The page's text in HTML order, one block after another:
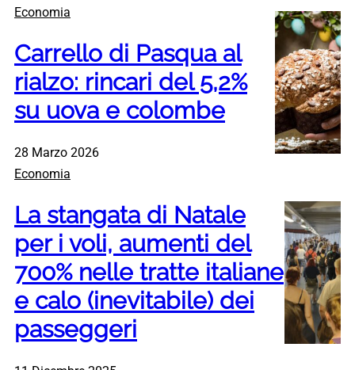
Economia
Carrello di Pasqua al
rialzo: rincari del 5,2%
su uova e colombe
28 Marzo 2026
Economia
La stangata di Natale
per i voli, aumenti del
700% nelle tratte italiane
e calo (inevitabile) dei
passeggeri